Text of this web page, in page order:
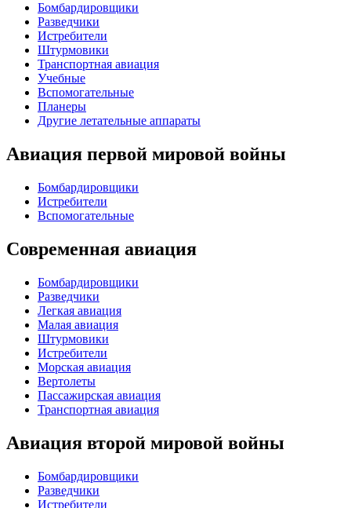
Бомбардировщики
Разведчики
Истребители
Штурмовики
Транспортная авиация
Учебные
Вспомогательные
Планеры
Другие летательные аппараты
Авиация первой мировой войны
Бомбардировщики
Истребители
Вспомогательные
Современная авиация
Бомбардировщики
Разведчики
Легкая авиация
Малая авиация
Штурмовики
Истребители
Морская авиация
Вертолеты
Пассажирская авиация
Транспортная авиация
Авиация второй мировой войны
Бомбардировщики
Разведчики
Истребители